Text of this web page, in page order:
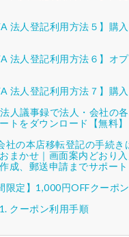
法人登記利用方法５】購
法人登記利用方法６】オ
法人登記利用方法７】購
人議事録で法人・会社の
トをダウンロード【無料】
社の本店移転登記の手続き
まかせ｜画面案内どおり
成、郵送申請までサポート
限定】1,000円OFFクーポ
クーポン利用手順